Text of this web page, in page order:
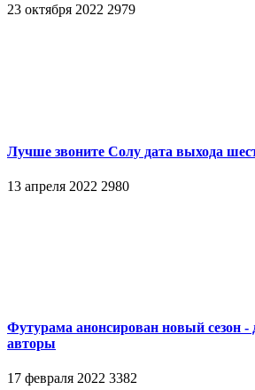
23 октября 2022 2979
Лучше звоните Солу дата выхода
13 апреля 2022 2980
Футурама анонсирован новый сезон
авторы
17 февраля 2022 3382